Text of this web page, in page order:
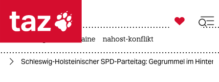
 taz zahl ich
taz zahl ich

taz zahl ich
krieg in der ukraine nahost-konflikt
Schleswig-Holsteinischer SPD-Parteitag: Gegrummel im